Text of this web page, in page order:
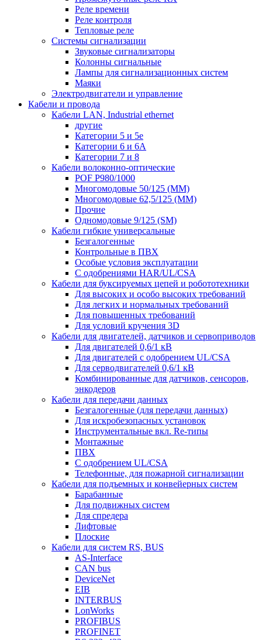
Реле времени
Реле контроля
Тепловые реле
Системы сигнализации
Звуковые сигнализаторы
Колонны сигнальные
Лампы для сигнализационных систем
Маяки
Электродвигатели и управление
Кабели и провода
Кабели LAN, Industrial ethernet
другие
Категории 5 и 5е
Категории 6 и 6A
Категории 7 и 8
Кабели волоконно-оптические
POF P980/1000
Многомодовые 50/125 (ММ)
Многомодовые 62,5/125 (ММ)
Прочие
Одномодовые 9/125 (SM)
Кабели гибкие универсальные
Безгалогенные
Контрольные в ПВХ
Особые условия эксплуатации
С одобрениями HAR/UL/CSA
Кабели для буксируемых цепей и робототехники
Для высоких и особо высоких требований
Для легких и нормальных требований
Для повышенных требований
Для условий кручения 3D
Кабели для двигателей, датчиков и сервоприводов
Для двигателей 0,6/1 кВ
Для двигателей с одобрением UL/CSA
Для серводвигателей 0,6/1 кВ
Комбинированные для датчиков, cенсоров,
энкодеров
Кабели для передачи данных
Безгалогенные (для передачи данных)
Для искробезопасных установок
Инструментальные вкл. Re-типы
Монтажные
ПВХ
С одобрением UL/CSA
Телефонные, для пожарной сигнализации
Кабели для подъемных и конвейерных систем
Барабанные
Для подвижных систем
Для спредера
Лифтовые
Плоские
Кабели для систем RS, BUS
AS-Interface
CAN bus
DeviceNet
EIB
INTERBUS
LonWorks
PROFIBUS
PROFINET